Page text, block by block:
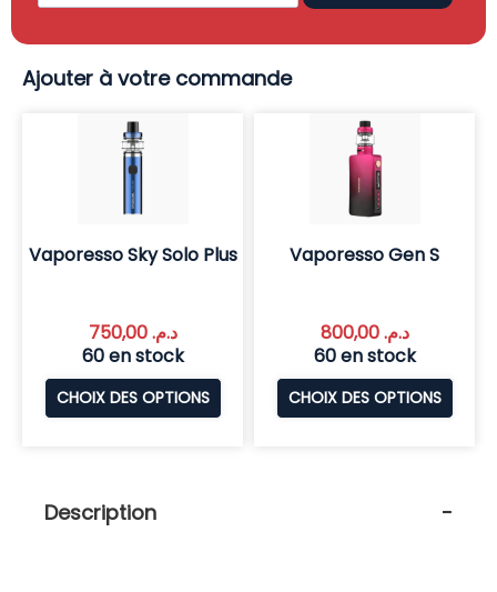
Ajouter à votre commande
Vaporesso Sky Solo Plus
د.م.750,00
60 en stock
CHOIX DES OPTIONS
Vaporesso Gen S
د.م.800,00
60 en stock
CHOIX DES OPTIONS
Description